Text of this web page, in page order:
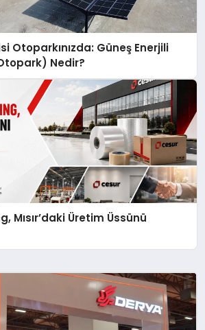
Otoparkınızda: Güneş Enerjili
Nedir?
Mısır’daki Üretim Üssünü